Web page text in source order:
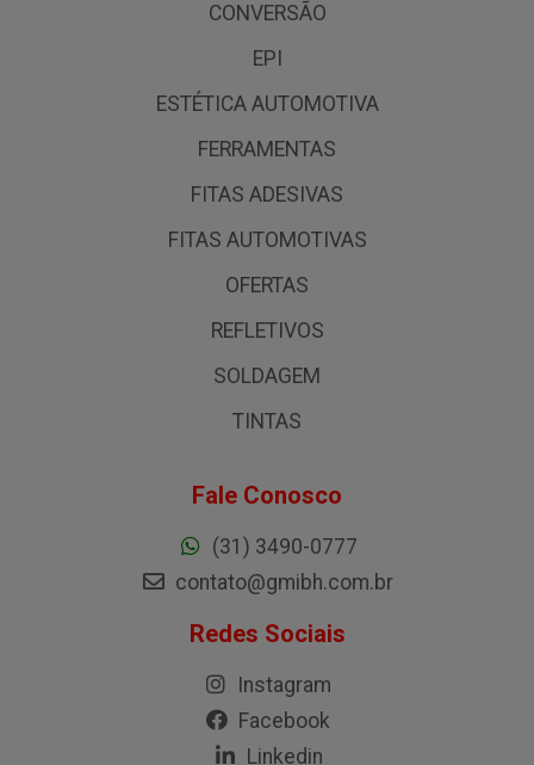
CONVERSÃO
EPI
ESTÉTICA AUTOMOTIVA
FERRAMENTAS
FITAS ADESIVAS
FITAS AUTOMOTIVAS
OFERTAS
REFLETIVOS
SOLDAGEM
TINTAS
Fale Conosco
(31) 3490-0777
contato@gmibh.com.br
Redes Sociais
Instagram
Facebook
Linkedin